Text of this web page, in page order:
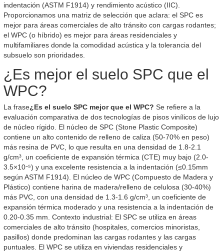
indentación (ASTM F1914) y rendimiento acústico (IIC).
Proporcionamos una matriz de selección que aclara: el SPC es
mejor para áreas comerciales de alto tránsito con cargas rodantes;
el WPC (o híbrido) es mejor para áreas residenciales y
multifamiliares donde la comodidad acústica y la tolerancia del
subsuelo son prioridades.
¿Es mejor el suelo SPC que el
WPC?
La frase¿Es el suelo SPC mejor que el WPC? Se refiere a la
evaluación comparativa de dos tecnologías de pisos vinílicos de lujo
de núcleo rígido. El núcleo de SPC (Stone Plastic Composite)
contiene un alto contenido de relleno de caliza (50-70% en peso)
más resina de PVC, lo que resulta en una densidad de 1.8-2.1
g/cm³, un coeficiente de expansión térmica (CTE) muy bajo (2.0-
3.5×10⁻⁵) y una excelente resistencia a la indentación (≤0.15mm
según ASTM F1914). El núcleo de WPC (Compuesto de Madera y
Plástico) contiene harina de madera/relleno de celulosa (30-40%)
más PVC, con una densidad de 1.3-1.6 g/cm³, un coeficiente de
expansión térmica moderado y una resistencia a la indentación de
0.20-0.35 mm. Contexto industrial: El SPC se utiliza en áreas
comerciales de alto tránsito (hospitales, comercios minoristas,
pasillos) donde predominan las cargas rodantes y las cargas
puntuales. El WPC se utiliza en viviendas residenciales y